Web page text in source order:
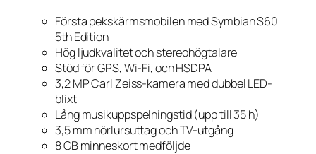
Första pekskärmsmobilen med Symbian S60
5th Edition
Hög ljudkvalitet och stereohögtalare
Stöd för GPS, Wi-Fi, och HSDPA
3,2 MP Carl Zeiss-kamera med dubbel LED-
blixt
Lång musikuppspelningstid (upp till 35 h)
3,5 mm hörlursuttag och TV-utgång
8 GB minneskort medföljde